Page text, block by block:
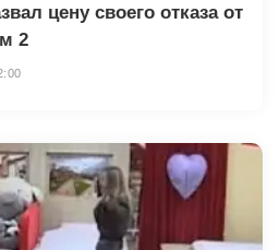
цену своего отказа от
2